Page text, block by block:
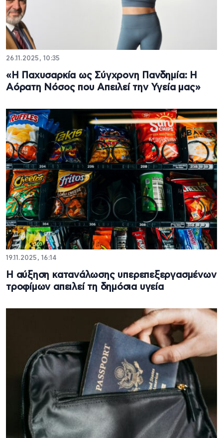
26.11.2025, 10:35
«Η Παχυσαρκία ως Σύγχρονη Πανδημία: Η
Αόρατη Νόσος που Απειλεί την Υγεία μας»
19.11.2025, 16:14
Η αύξηση κατανάλωσης υπερεπεξεργασμένων
τροφίμων απειλεί τη δημόσια υγεία